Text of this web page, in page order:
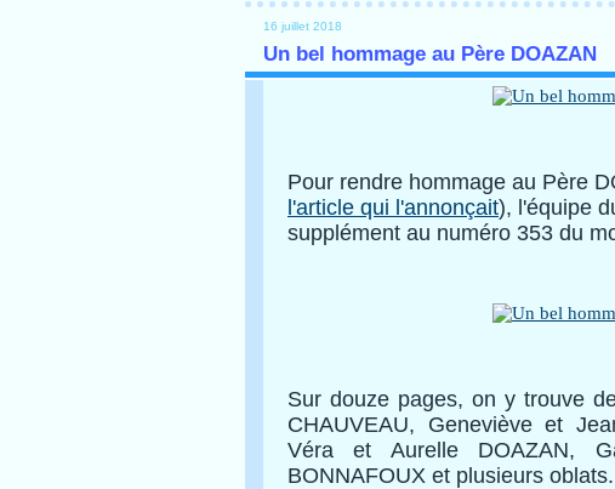
16 juillet 2018
Un bel hommage au Père DOAZAN
Pour rendre hommage au Père
l'article qui l'annonçait), l'équipe
supplément au numéro 353 du
Sur douze pages, on y trouve
CHAUVEAU, Geneviève et
Véra et Aurelle DOAZAN,
BONNAFOUX et plusieurs oblats.